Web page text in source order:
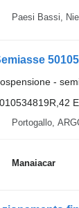
Paesi Bassi,
-
Portogallo,
Manaiacar